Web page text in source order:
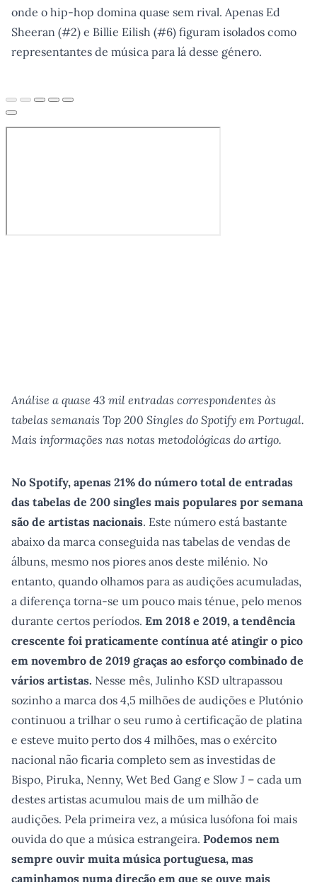
onde o hip-hop domina quase sem rival. Apenas Ed
Sheeran (#2) e Billie Eilish (#6) figuram isolados como
representantes de música para lá desse género.
Análise a quase 43 mil entradas correspondentes às
tabelas semanais Top 200 Singles do Spotify em Portugal.
Mais informações nas notas metodológicas do artigo.
No Spotify, apenas 21% do número total de entradas
das tabelas de 200 singles mais populares por semana
são de artistas nacionais. Este número está bastante
abaixo da marca conseguida nas tabelas de vendas de
álbuns, mesmo nos piores anos deste milénio. No
entanto, quando olhamos para as audições acumuladas,
a diferença torna-se um pouco mais ténue, pelo menos
durante certos períodos. Em 2018 e 2019, a tendência
crescente foi praticamente contínua até atingir o pico
em novembro de 2019 graças ao esforço combinado de
vários artistas. Nesse mês, Julinho KSD ultrapassou
sozinho a marca dos 4,5 milhões de audições e Plutónio
continuou a trilhar o seu rumo à certificação de platina
e esteve muito perto dos 4 milhões, mas o exército
nacional não ficaria completo sem as investidas de
Bispo, Piruka, Nenny, Wet Bed Gang e Slow J – cada um
destes artistas acumulou mais de um milhão de
audições. Pela primeira vez, a música lusófona foi mais
ouvida do que a música estrangeira. Podemos nem
sempre ouvir muita música portuguesa, mas
caminhamos numa direção em que se ouve mais